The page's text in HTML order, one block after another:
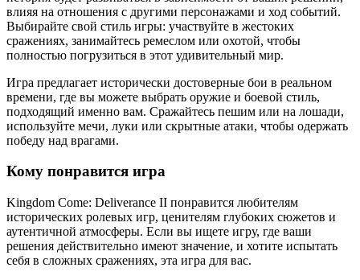
влияя на отношения с другими персонажами и ход событий.
Выбирайте свой стиль игры: участвуйте в жестоких
сражениях, занимайтесь ремеслом или охотой, чтобы
полностью погрузиться в этот удивительный мир.
Игра предлагает исторически достоверные бои в реальном
времени, где вы можете выбрать оружие и боевой стиль,
подходящий именно вам. Сражайтесь пешим или на лошади,
используйте мечи, луки или скрытные атаки, чтобы одержать
победу над врагами.
Кому понравится игра
Kingdom Come: Deliverance II понравится любителям
исторических ролевых игр, ценителям глубоких сюжетов и
аутентичной атмосферы. Если вы ищете игру, где ваши
решения действительно имеют значение, и хотите испытать
себя в сложных сражениях, эта игра для вас.